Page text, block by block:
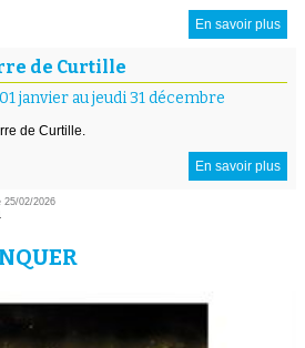
En savoir plus
de Curtille
janvier au jeudi 31 décembre
de Curtille.
En savoir plus
25/02/2026